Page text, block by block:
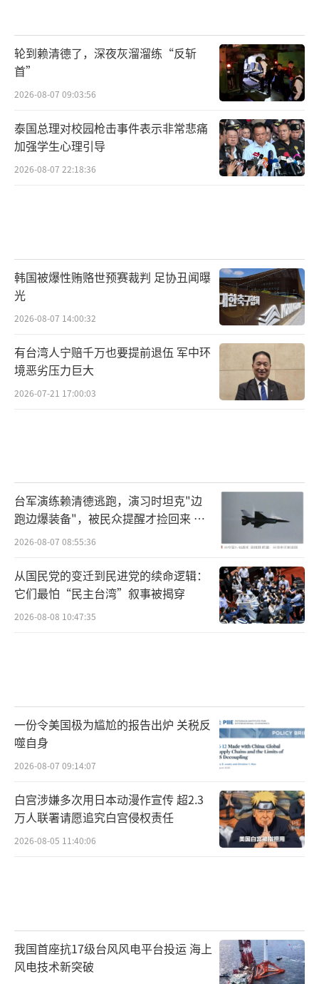
轮到赖清德了，深夜灰溜溜练“反斩
首”
2026-08-07 09:03:56
泰国总理对校园枪击事件表示非常悲痛
加强学生心理引导
2026-08-07 22:18:36
韩国被爆性贿赂世预赛裁判 足协丑闻曝
光
2026-08-07 14:00:32
有台湾人宁赔千万也要提前退伍 军中环
境恶劣压力巨大
2026-07-21 17:00:03
台军演练赖清德逃跑，演习时坦克"边
跑边爆装备"，被民众提醒才捡回来 演
习状况频出引发关注
2026-08-07 08:55:36
从国民党的变迁到民进党的续命逻辑：
它们最怕“民主台湾”叙事被揭穿
2026-08-08 10:47:35
一份令美国极为尴尬的报告出炉 关税反
噬自身
2026-08-07 09:14:07
白宫涉嫌多次用日本动漫作宣传 超2.3
万人联署请愿追究白宫侵权责任
2026-08-05 11:40:06
我国首座抗17级台风风电平台投运 海上
风电技术新突破